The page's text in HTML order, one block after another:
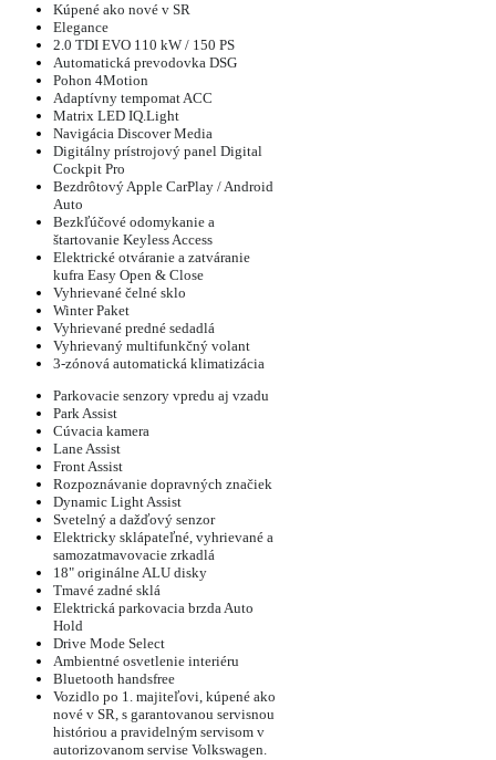
Kúpené ako nové v SR
Elegance
2.0 TDI EVO 110 kW / 150 PS
Automatická prevodovka DSG
Pohon 4Motion
Adaptívny tempomat ACC
Matrix LED IQ.Light
Navigácia Discover Media
Digitálny prístrojový panel Digital
Cockpit Pro
Bezdrôtový Apple CarPlay / Android
Auto
Bezkľúčové odomykanie a
štartovanie Keyless Access
Elektrické otváranie a zatváranie
kufra Easy Open & Close
Vyhrievané čelné sklo
Winter Paket
Vyhrievané predné sedadlá
Vyhrievaný multifunkčný volant
3-zónová automatická klimatizácia
Parkovacie senzory vpredu aj vzadu
Park Assist
Cúvacia kamera
Lane Assist
Front Assist
Rozpoznávanie dopravných značiek
Dynamic Light Assist
Svetelný a dažďový senzor
Elektricky sklápateľné, vyhrievané a
samozatmavovacie zrkadlá
18" originálne ALU disky
Tmavé zadné sklá
Elektrická parkovacia brzda Auto
Hold
Drive Mode Select
Ambientné osvetlenie interiéru
Bluetooth handsfree
Vozidlo po 1. majiteľovi, kúpené ako
nové v SR, s garantovanou servisnou
históriou a pravidelným servisom v
autorizovanom servise Volkswagen.